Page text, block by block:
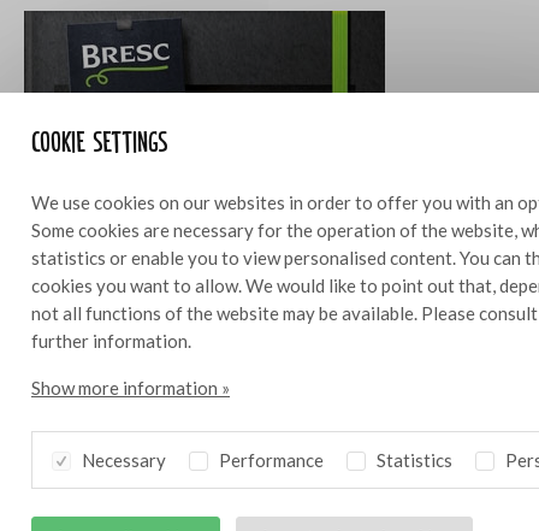
Cookie settings
We use cookies on our websites in order to offer you with an
Some cookies are necessary for the operation of the website,
statistics or enable you to view personalised content. You can
cookies you want to allow. We would like to point out that,
not all functions of the website may be available. Please
further information.
Show more information »
Necessary Performance Statistics